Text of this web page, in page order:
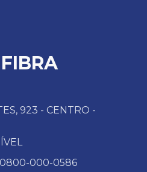
923 - CENTRO -
000-0586